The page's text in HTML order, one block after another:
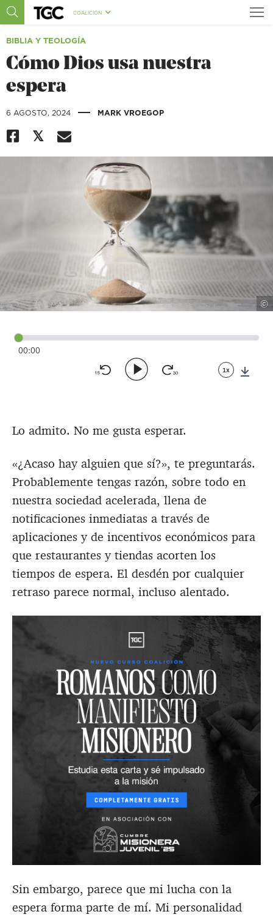
COALICIÓN
BIBLIA Y TEOLOGÍA
Cómo Dios usa nuestra
espera
6 AGOSTO, 2024 | MARK VROEGOP
©
00:00
1x
Lo admito. No me gusta esperar.
«¿Acaso hay alguien que sí?», te preguntarás.
Probablemente tengas razón, sobre todo en
nuestra sociedad acelerada, llena de
notificaciones inmediatas a través de
aplicaciones y de incentivos económicos para
que restaurantes y tiendas acorten los
tiempos de espera. El desdén por cualquier
retraso parece normal, incluso alentado.
Sin embargo, parece que mi lucha con la
espera forma parte de mí. Mi personalidad